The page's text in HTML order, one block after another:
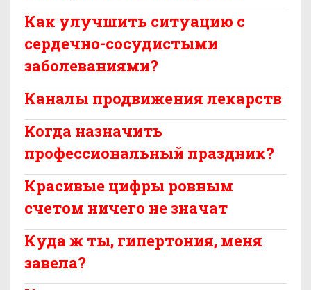
Как улучшить ситуацию с
сердечно-сосудистыми
заболеваниями?
Каналы продвижения лекарств
Когда назначить
профессиональный праздник?
Красивые цифры ровным
счетом ничего не значат
Куда ж ты, гипертония, меня
завела?